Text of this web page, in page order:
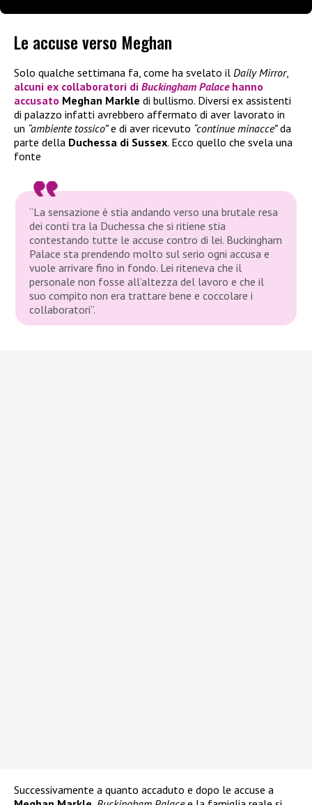
Le accuse verso Meghan
Solo qualche settimana fa, come ha svelato il Daily Mirror,
alcuni ex collaboratori di Buckingham Palacehanno
accusato Meghan Markle di bullismo. Diversi ex assistenti
di palazzo infatti avrebbero affermato di aver lavorato in
un “ambiente tossico”e di aver ricevuto “continue minacce”da
parte della Duchessa di Sussex. Ecco quello che svela una
fonte
“La sensazione è stia andando verso una brutale resa
dei conti tra la Duchessa che si ritiene stia
contestando tutte le accuse contro di lei. Buckingham
Palace sta prendendo molto sul serio ogni accusa e
vuole arrivare fino in fondo. Lei riteneva che il
personale non fosse all’altezza del lavoro e che il
suo compito non era trattare bene e coccolare i
collaboratori”.
Successivamente a quanto accaduto e dopo le accuse a